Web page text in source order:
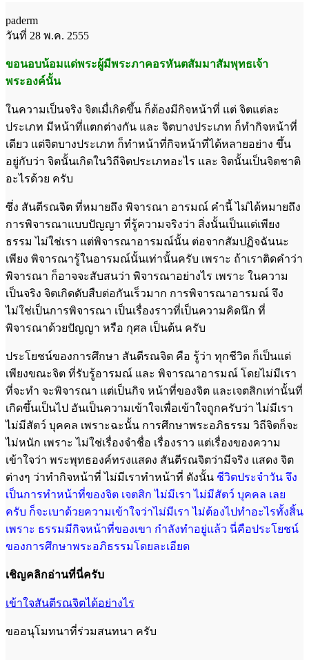
paderm
วันที่ 28 พ.ค. 2555
ขอนอบน้อมแด่พระผู้มีพระภาคอรหันตสัมมาสัมพุทธเจ้า
พระองค์นั้น
ในความเป็นจริง จิตเมื่เกิดขึ้น ก็ต้องมีกิจหน้าที่ แต่ จิตแต่ละ
ประเภท มีหน้าที่แตกต่างกัน และ จิตบางประเภท ก็ทำกิจหน้าที่
เดียว แต่จิตบางประเภท ก็ทำหน้าที่กิจหน้าที่ได้หลายอย่าง ขึ้น
อยู่กับว่า จิตนั้นเกิดในวิถีจิตประเภทอะไร และ จิตนั้นเป็นจิตชาติ
อะไรด้วย ครับ
ซึ่ง สันตีรณจิต ที่หมายถึง พิจารณา อารมณ์ คำนี้ ไม่ได้หมายถึง
การพิจารณาแบบปัญญา ที่รู้ความจริงว่า สิ่งนั้นเป็นแต่เพียง
ธรรม ไม่ใช่เรา แต่พิจารณาอารมณ์นั้น ต่อจากสัมปฏิจฉันนะ
เพียง พิจารณารู้ในอารมณ์นั้นเท่านั้นครับ เพราะ ถ้าเราติดคำว่า
พิจารณา ก็อาจจะสับสนว่า พิจารณาอย่างไร เพราะ ในความ
เป็นจริง จิตเกิดดับสืบต่อกันเร็วมาก การพิจารณาอารมณ์ จึง
ไม่ใช่เป็นการพิจารณา เป็นเรื่องราวที่เป็นความคิดนึก ที่
พิจารณาด้วยปัญญา หรือ กุศล เป็นต้น ครับ
ประโยชน์ของการศึกษา สันตีรณจิต คือ รู้ว่า ทุกชีวิต ก็เป็นแต่
เพียงขณะจิต ที่รับรู้อารมณ์ และ พิจารณาอารมณ์ โดยไม่มีเรา
ที่จะทำ จะพิจารณา แต่เป็นกิจ หน้าที่ของจิต และเจตสิกเท่านั้นที่
เกิดขึ้นเป็นไป อันเป็นความเข้าใจเพื่อเข้าใจถูกครับว่า ไม่มีเรา
ไม่มีสัตว์ บุคคล เพราะฉะนั้น การศึกษาพระอภิธรรม วิถีจิตก็จะ
ไม่หนัก เพราะ ไม่ใช่เรื่องจำชื่อ เรื่องราว แต่เรื่องของความ
เข้าใจว่า พระพุทธองค์ทรงแสดง สันตีรณจิตว่ามีจริง แสดง จิต
ต่างๆ ว่าทำกิจหน้าที่ ไม่มีเราทำหน้าที่ ดังนั้น ชีวิตประจำวัน จึง
เป็นการทำหน้าที่ของจิต เจตสิก ไม่มีเรา ไม่มีสัตว์ บุคคล เลย
ครับ ก็จะเบาด้วยความเข้าใจว่าไม่มีเรา ไม่ต้องไปทำอะไรทั้งสิ้น
เพราะ ธรรมมีกิจหน้าที่ของเขา กำลังทำอยู่แล้ว นี่คือประโยชน์
ของการศึกษาพระอภิธรรมโดยละเอียด
เชิญคลิกอ่านที่นี่ครับ
เข้าใจสันตีรณจิตได้อย่างไร
ขออนุโมทนาที่ร่วมสนทนา ครับ